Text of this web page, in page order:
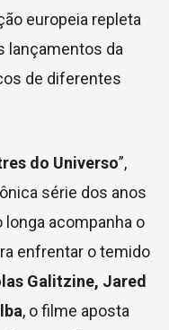
europeia repleta
lançamentos da
de diferentes
do Universo”,
série dos anos
longa acompanha o
enfrentar o temido
Galitzine, Jared
, o filme aposta